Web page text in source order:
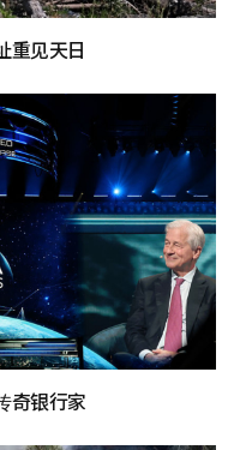
重见天日
奇银行家